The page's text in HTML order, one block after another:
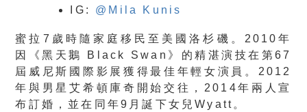
G: @Mila Kunis
蜜拉7歲時隨家庭移民至美國洛杉磯。2010年
因《黑天鵝 Black Swan》的精湛演技在第67
屆威尼斯國際影展獲得最佳年輕女演員。2012
年與男星艾希頓庫奇開始交往，2014年兩人宣
布訂婚，並在同年9月誕下女兒Wyatt。